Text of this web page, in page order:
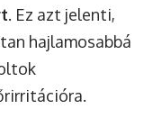
. Ez azt jelenti,
hajlamosabbá